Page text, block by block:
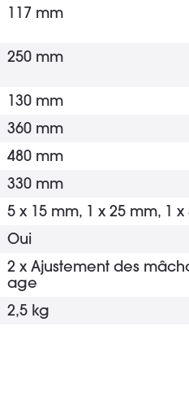
117 mm
250 mm
130 mm
360 mm
480 mm
330 mm
5 x 15 mm, 1 x 25 mm, 1 x
Oui
2 x Ajustement des
age
2,5 kg